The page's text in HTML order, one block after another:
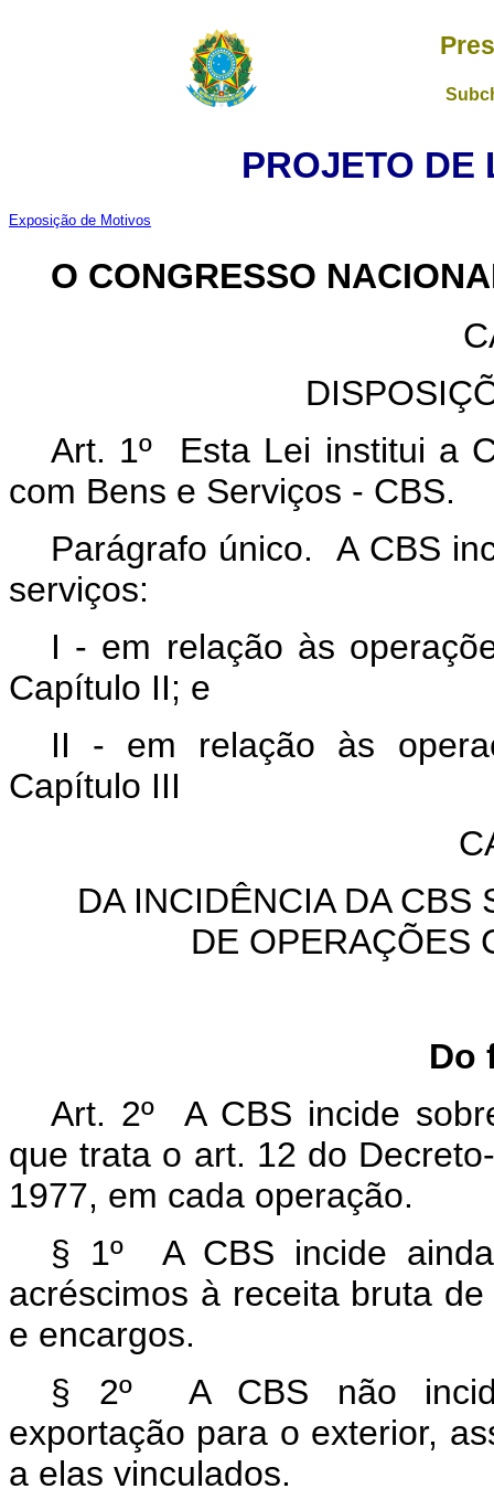
PROJETO DE
Exposição de Motivos
O CONGRESSO
Art. 1º Esta Lei institui a
com Bens e Serviços - CBS.
Parágrafo único. A CBS
serviços:
I - em relação às
Capítulo II; e
II - em relação às
Capítulo III
DA INCIDÊNCIA DA CBS
DE OPERAÇÕES
Do
Art. 2º A CBS incide
que trata o art. 12 do
1977, em cada operação.
§ 1º A CBS incide
acréscimos à receita bruta
e encargos.
§ 2º A CBS não
exportação para o exterior,
a elas vinculados.